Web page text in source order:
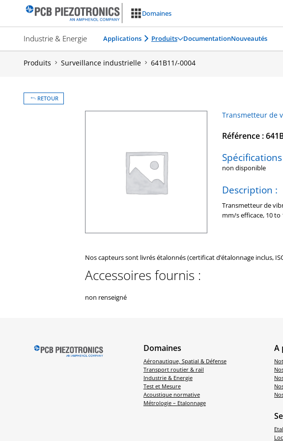
Domaines
Industrie & Energie Applications Produits DocumentationNouveautés
Produits Surveillance industrielle 641B11/-0004
RETOUR
Transmetteur de
Référence :
non disponible
Description :
Transmetteur de
mm/s efficace, 10 to
Nos capteurs sont livrés étalonnés (certificat d’étalonnage inclus,
Accessoires fournis :
non renseigné
Domaines
Aéronautique, Spatial & Défense
Transport routier & rail
Industrie & Energie
Test et Mesure
Acoustique normative
Métrologie – Etalonnage
A